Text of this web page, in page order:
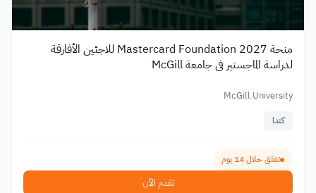
منحة Mastercard Foundation 2027 للاجئين الأفارقة
لدراسة الماجستير في جامعة McGill
McGill University
كندا
تغلق خلال 14 يوم
تقدم الآن